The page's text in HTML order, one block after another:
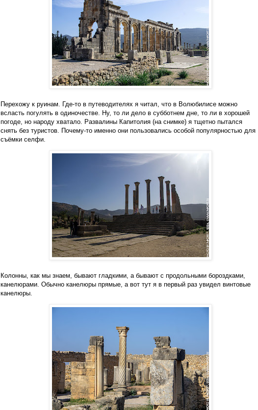
Перехожу к руинам. Где-то в путеводителях я читал, что в Волюбилисе можно
всласть погулять в одиночестве. Ну, то ли дело в субботнем дне, то ли в хорошей
погоде, но народу хватало. Развалины Капитолия (на снимке) я тщетно пытался
снять без туристов. Почему-то именно они пользовались особой популярностью для
съёмки селфи.
Колонны, как мы знаем, бывают гладкими, а бывают с продольными бороздками,
канелюрами. Обычно канелюры прямые, а вот тут я в первый раз увидел винтовые
канелюры.